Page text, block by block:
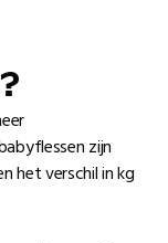
zijn
het verschil in kg